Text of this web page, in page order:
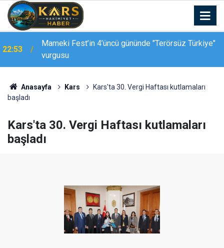
22:53
Mameki Fest’in 4’üncü gününde "Terörsüz Türkiye"
vurgusu
22:39
Kars-Akyaka yolcu treni arızalandı, hemzemin
geçitte araç kuyruğu oluştu
Anasayfa Kars
Kars'ta 30. Vergi Haftası kutlamaları
başladı
Kars'ta 30. Vergi Haftası kutlamaları
başladı